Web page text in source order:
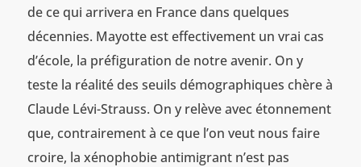
de ce qui arrivera en France dans quelques
décennies. Mayotte est effectivement un vrai cas
d’école, la préfiguration de notre avenir. On y
teste la réalité des seuils démographiques chère à
Claude Lévi-Strauss. On y relève avec étonnement
que, contrairement à ce que l’on veut nous faire
croire, la xénophobie antimigrant n’est pas